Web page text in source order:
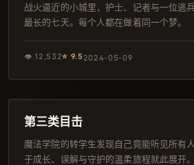
战火逼近的小城里，护士、记者与一位逃
最长的七天。每个人都在做着同一个梦。
👁12,532⭐ 9.52024-05-09
韩剧
第三类目击
魔法学院的转学生发现自己竟能听见所有
于成长、误解与守护的温柔旅程就此展开。